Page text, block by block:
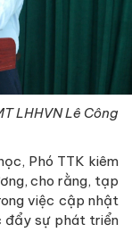
LHHVN Lê Công
Phó TTK kiêm
cho rằng, tạp
việc cập nhật
đẩy sự phát triển